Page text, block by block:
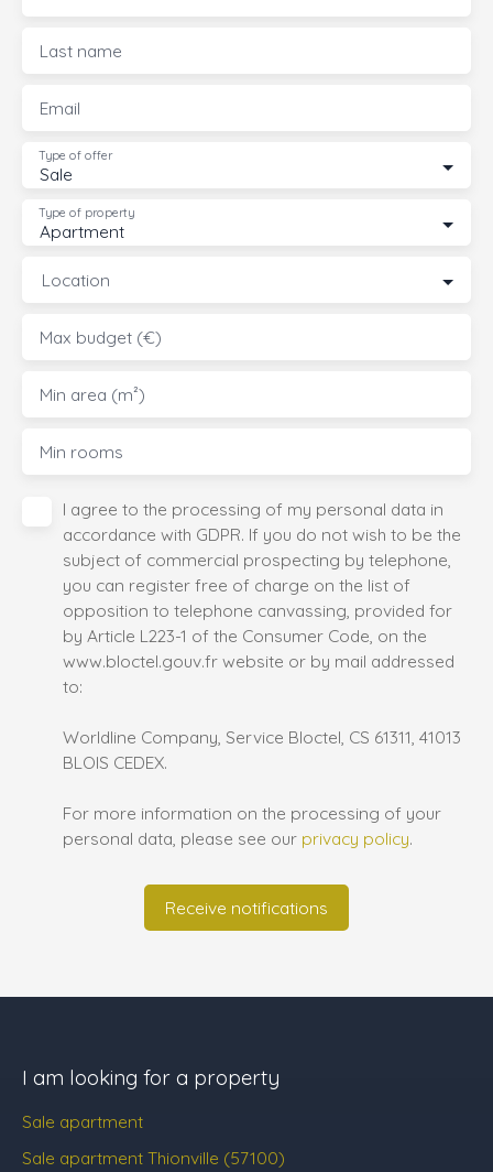
Last name
Email
Sale
Type of offer
Apartment
Type of property
Location
Max budget (€)
Min area (m²)
Min rooms
I agree to the processing of my personal data in
accordance with GDPR. If you do not wish to be the
subject of commercial prospecting by telephone,
you can register free of charge on the list of
opposition to telephone canvassing, provided for
by Article L223-1 of the Consumer Code, on the
www.bloctel.gouv.fr website or by mail addressed
to:
Worldline Company, Service Bloctel, CS 61311, 41013
BLOIS CEDEX.
For more information on the processing of your
personal data, please see our privacy policy.
Receive notifications
I am looking for a property
Sale apartment
Sale apartment Thionville (57100)